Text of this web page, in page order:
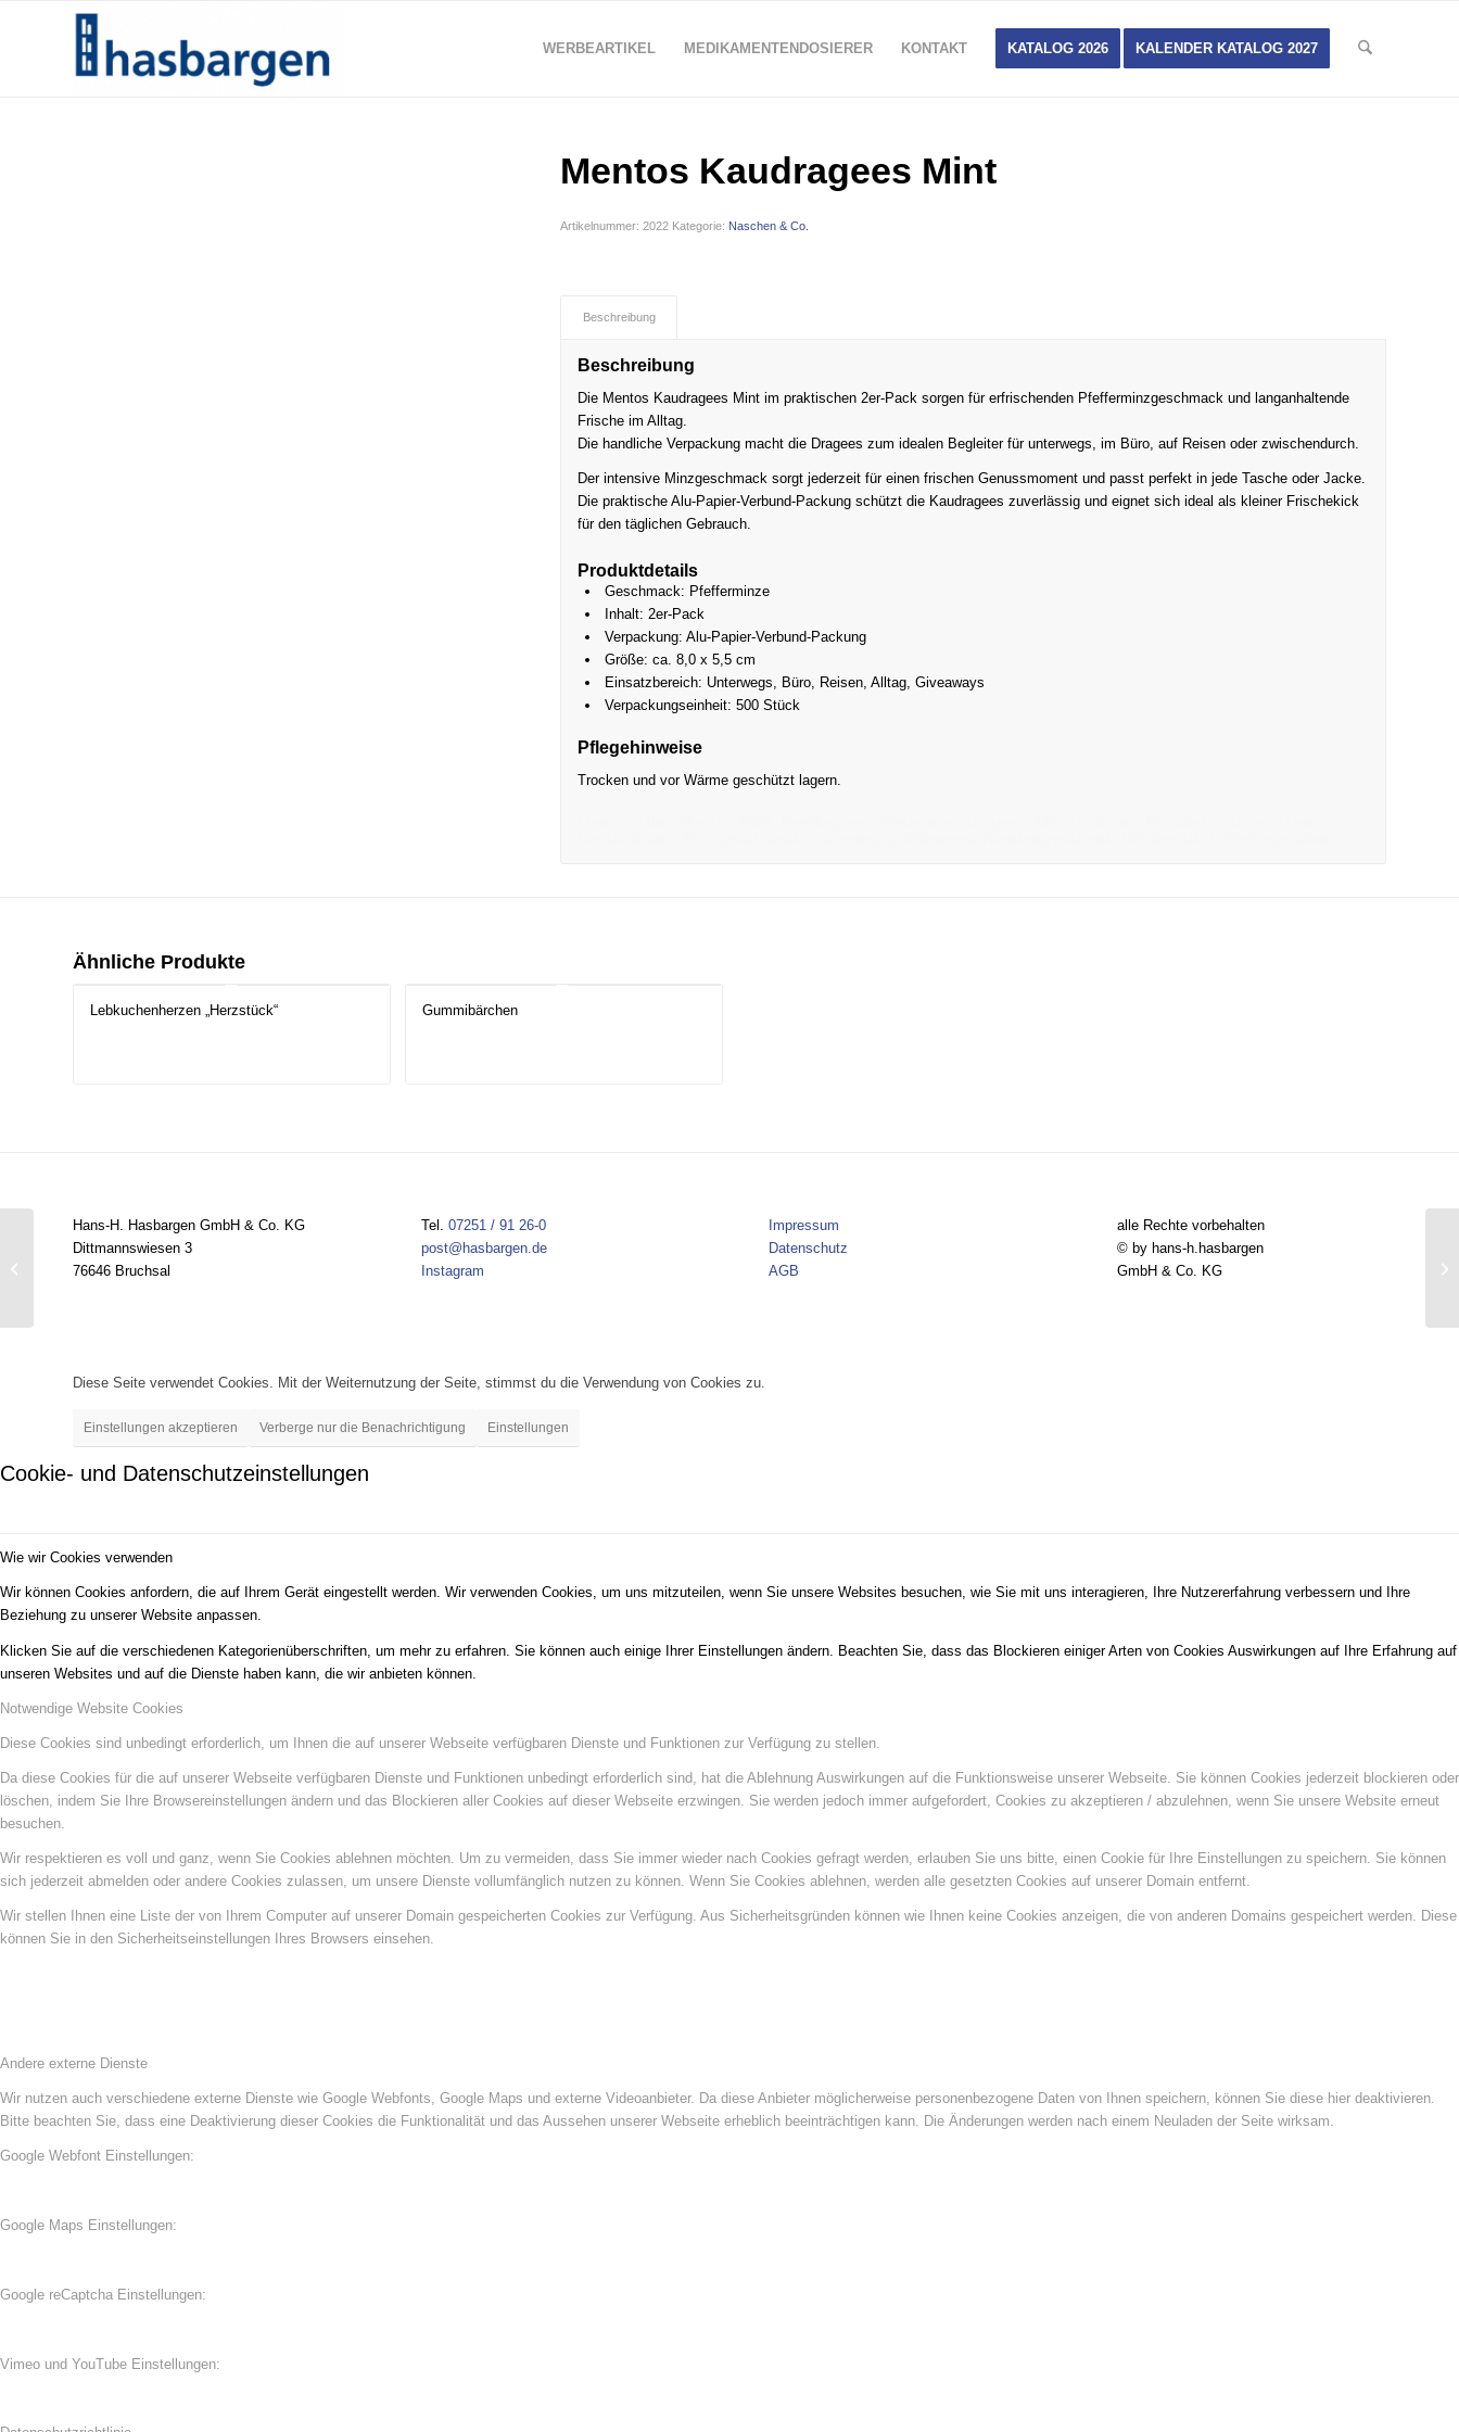
WERBEARTIKEL MEDIKAMENTENDOSIERER KONTAKT KATALOG 2026 KALENDER KATALOG 2027
Mentos Kaudragees Mint
Artikelnummer:2022 Kategorie: Naschen & Co.
Beschreibung
Beschreibung
Die Mentos Kaudragees Mint im praktischen 2er-Pack sorgen für erfrischenden Pfefferminzgeschmack und langanhaltende
Frische im Alltag.
Die handliche Verpackung macht die Dragees zum idealen Begleiter für unterwegs, im Büro, auf Reisen oder zwischendurch.
Der intensive Minzgeschmack sorgt jederzeit für einen frischen Genussmoment und passt perfekt in jede Tasche oder Jacke.
Die praktische Alu-Papier-Verbund-Packung schützt die Kaudragees zuverlässig und eignet sich ideal als kleiner Frischekick
für den täglichen Gebrauch.
Produktdetails
Geschmack: Pfefferminze
Inhalt: 2er-Pack
Verpackung: Alu-Papier-Verbund-Packung
Größe: ca. 8,0 x 5,5 cm
Einsatzbereich: Unterwegs, Büro, Reisen, Alltag, Giveaways
Verpackungseinheit: 500 Stück
Pflegehinweise
Trocken und vor Wärme geschützt lagern.
Ähnliche Produkte
Lebkuchenherzen „Herzstück“ Gummibärchen
Hans-H. Hasbargen GmbH & Co. KG
Dittmannswiesen 3
76646 Bruchsal
Tel. 07251 / 91 26-0
post@hasbargen.de
Instagram
Impressum
Datenschutz
AGB
alle Rechte vorbehalten
© by hans-h.hasbargen
GmbH & Co. KG
Lebkuchenherzen
„Herzstück“
Diese Seite verwendet Cookies. Mit der Weiternutzung der Seite, stimmst du die Verwendung von Cookies zu.
Einstellungen akzeptieren Verberge nur die Benachrichtigung Einstellungen
Cookie- und Datenschutzeinstellungen
Wie wir Cookies verwenden
Wir können Cookies anfordern, die auf Ihrem Gerät eingestellt werden. Wir verwenden Cookies, um uns mitzuteilen, wenn Sie unsere Websites besuchen, wie Sie mit uns interagieren, Ihre Nutzererfahrung verbessern und Ihre
Beziehung zu unserer Website anpassen.
Klicken Sie auf die verschiedenen Kategorienüberschriften, um mehr zu erfahren. Sie können auch einige Ihrer Einstellungen ändern. Beachten Sie, dass das Blockieren einiger Arten von Cookies Auswirkungen auf Ihre Erfahrung auf
unseren Websites und auf die Dienste haben kann, die wir anbieten können.
Notwendige Website Cookies
Diese Cookies sind unbedingt erforderlich, um Ihnen die auf unserer Webseite verfügbaren Dienste und Funktionen zur Verfügung zu stellen.
Da diese Cookies für die auf unserer Webseite verfügbaren Dienste und Funktionen unbedingt erforderlich sind, hat die Ablehnung Auswirkungen auf die Funktionsweise unserer Webseite. Sie können Cookies jederzeit blockieren oder
löschen, indem Sie Ihre Browsereinstellungen ändern und das Blockieren aller Cookies auf dieser Webseite erzwingen. Sie werden jedoch immer aufgefordert, Cookies zu akzeptieren / abzulehnen, wenn Sie unsere Website erneut
besuchen.
Wir respektieren es voll und ganz, wenn Sie Cookies ablehnen möchten. Um zu vermeiden, dass Sie immer wieder nach Cookies gefragt werden, erlauben Sie uns bitte, einen Cookie für Ihre Einstellungen zu speichern. Sie können
sich jederzeit abmelden oder andere Cookies zulassen, um unsere Dienste vollumfänglich nutzen zu können. Wenn Sie Cookies ablehnen, werden alle gesetzten Cookies auf unserer Domain entfernt.
Wir stellen Ihnen eine Liste der von Ihrem Computer auf unserer Domain gespeicherten Cookies zur Verfügung. Aus Sicherheitsgründen können wie Ihnen keine Cookies anzeigen, die von anderen Domains gespeichert werden. Diese
können Sie in den Sicherheitseinstellungen Ihres Browsers einsehen.
Andere externe Dienste
Wir nutzen auch verschiedene externe Dienste wie Google Webfonts, Google Maps und externe Videoanbieter. Da diese Anbieter möglicherweise personenbezogene Daten von Ihnen speichern, können Sie diese hier deaktivieren.
Bitte beachten Sie, dass eine Deaktivierung dieser Cookies die Funktionalität und das Aussehen unserer Webseite erheblich beeinträchtigen kann. Die Änderungen werden nach einem Neuladen der Seite wirksam.
Google Webfont Einstellungen:
Google Maps Einstellungen:
Google reCaptcha Einstellungen:
Vimeo und YouTube Einstellungen: